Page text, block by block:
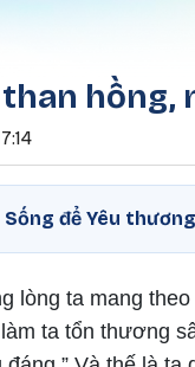
than
Sống để Yêu thương
lòng ta mang
ta tổn thương